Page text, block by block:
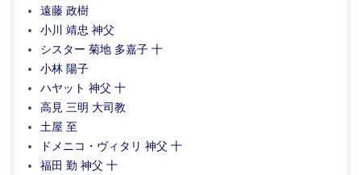
遠藤 政樹
小川 靖忠 神父
シスター 菊地 多嘉子 十
小林 陽子
ハヤット 神父 十
高見 三明 大司教
土屋 至
ドメニコ・ヴィタリ 神父 十
福田 勤 神父 十